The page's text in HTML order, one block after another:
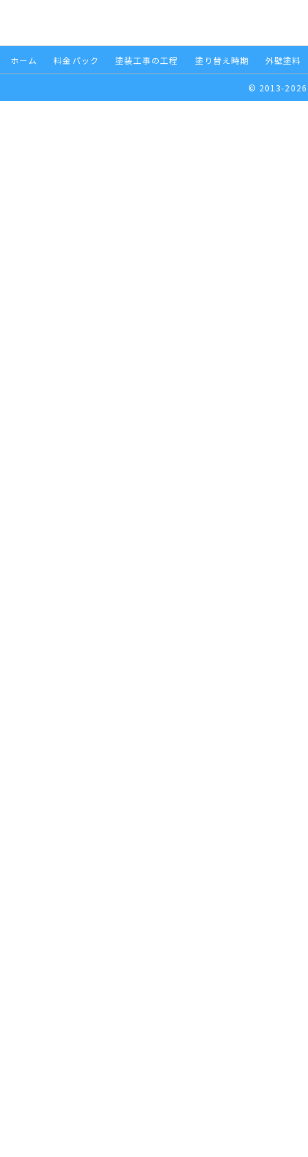
ホーム 料金パック 塗装工事の工程 塗り替え時期 外壁塗料
© 2013-2026